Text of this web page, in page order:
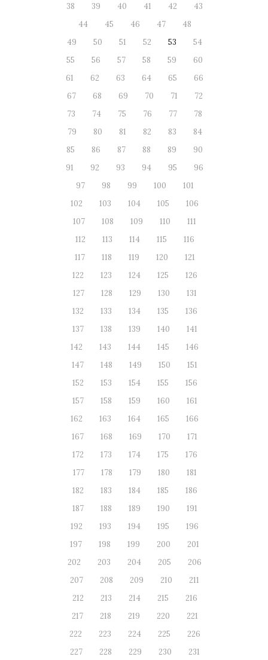
38
39 40 41 42
43
44
45 46 47
48
49
50 51 52 53
54
55
56 57 58 59
60
61
62 63 64 65
66
67
68 69 70 71
72
73
74 75 76 77
78
79
80 81 82 83
84
85
86 87 88 89
90
91
92 93 94 95
96
97
98 99 100
101
102
103 104 105
106
107
108 109 110
111
112
113 114 115
116
117
118 119 120
121
122
123 124 125
126
127
128 129 130
131
132
133 134 135
136
137
138 139 140
141
142
143 144 145
146
147
148 149 150
151
152
153 154 155
156
157
158 159 160
161
162
163 164 165
166
167
168 169 170
171
172
173 174 175
176
177
178 179 180
181
182
183 184 185
186
187
188 189 190
191
192
193 194 195
196
197
198 199 200
201
202
203 204 205
206
207
208 209 210
211
212
213 214 215
216
217
218 219 220
221
222
223 224 225
226
227
228 229 230
231